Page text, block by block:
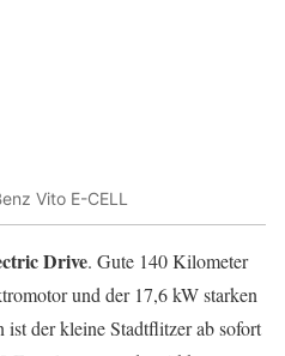
Vito E-CELL
Drive. Gute 140 Kilometer
und der 17,6 kW starken
der kleine Stadtflitzer ab sofort